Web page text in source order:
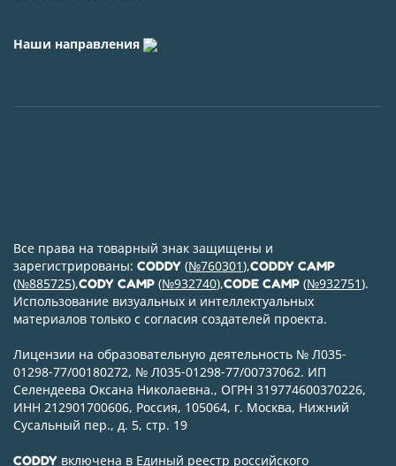
Наши направления
Все права на товарный знак защищены и
зарегистрированы: CODDY (№760301),CODDY CAMP
(№885725),CODY CAMP (№932740),CODE CAMP (№932751).
Использование визуальных и интеллектуальных
материалов только с согласия создателей проекта.
Лицензии на образовательную деятельность № Л035-
01298-77/00180272, № Л035-01298-77/00737062. ИП
Селендеева Оксана Николаевна., ОГРН 319774600370226,
ИНН 212901700606, Россия, 105064, г. Москва, Нижний
Сусальный пер., д. 5, стр. 19
CODDY включена в Единый реестр российского